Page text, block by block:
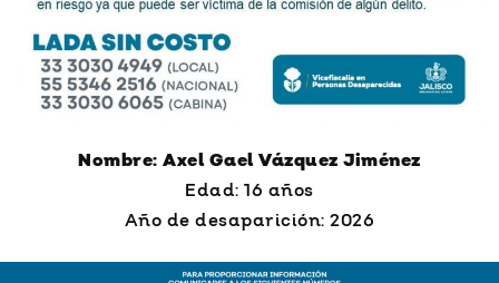
Nombre: Axel Gael Vázquez Jiménez
Edad: 16 años
Año de desaparición: 2026